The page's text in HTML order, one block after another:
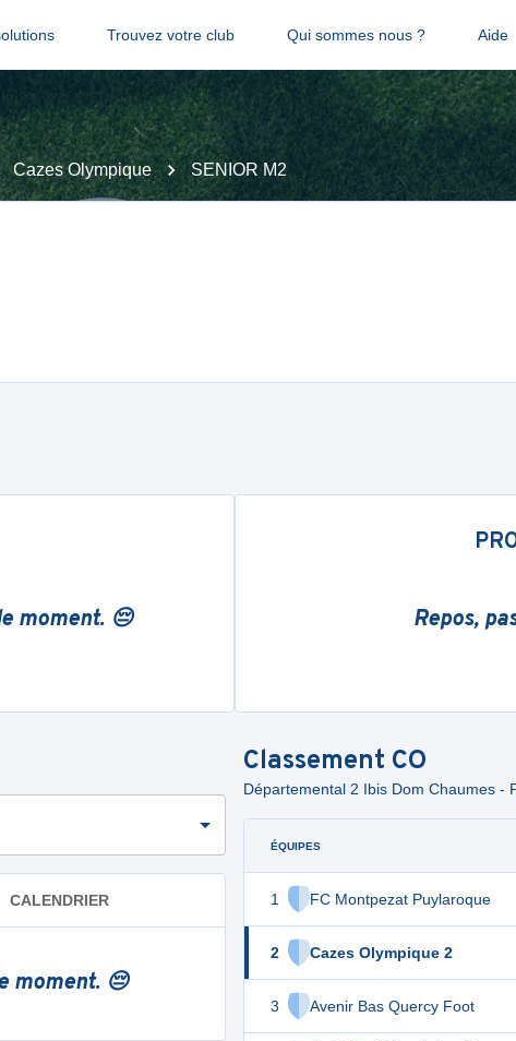
Trouvez votre club Qui sommes nous ? Aide
Cazes Olympique SENIOR M2
moment. 😔 Repos,
CALENDRIER
moment. 😔
Classement CO
Départemental 2 Ibis Dom Chaumes -
ÉQUIPES
1 FC Montpezat Puylaroque
2 Cazes Olympique 2
3 Avenir Bas Quercy Foot